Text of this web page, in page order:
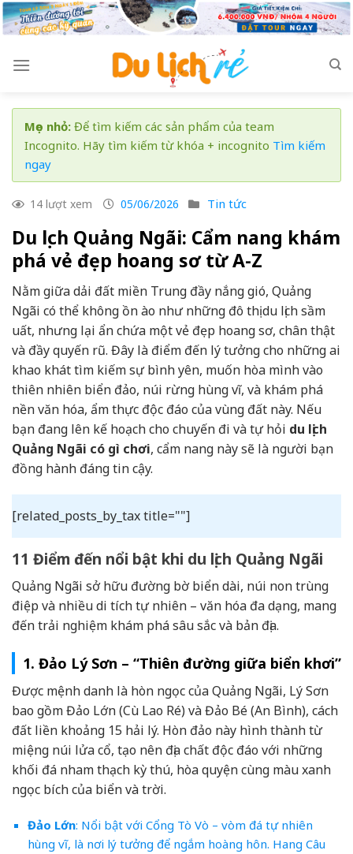
Skip
to
Mẹo nhỏ: Để tìm kiếm các sản phẩm của team
Incognito. Hãy tìm kiếm từ khóa + incognito Tìm kiếm
ngay
14 lượt xem 05/06/2026 Tin tức
Du lịch Quảng Ngãi: Cẩm nang khám
phá vẻ đẹp hoang sơ từ A-Z
Nằm giữa dải đất miền Trung đầy nắng gió, Quảng
Ngãi có thể không ồn ào như những đô thị du lịch sầm
uất, nhưng lại ẩn chứa một vẻ đẹp hoang sơ, chân thật
và đầy quyến rũ. Đây là điểm đến lý tưởng cho những ai
khao khát tìm kiếm sự bình yên, muốn hòa mình vào
thiên nhiên biển đảo, núi rừng hùng vĩ, và khám phá
nền văn hóa, ẩm thực độc đáo của vùng đất này. Nếu
bạn đang lên kế hoạch cho chuyến đi và tự hỏi du lịch
Quảng Ngãi có gì chơi, cẩm nang này sẽ là người bạn
đồng hành đáng tin cậy.
[related_posts_by_tax title=""]
11 Điểm đến nổi bật khi du lịch Quảng Ngãi
Quảng Ngãi sở hữu đường bờ biển dài, núi non trùng
điệp và nhiều di tích tự nhiên – văn hóa đa dạng, mang
đến trải nghiệm khám phá sâu sắc và bản địa.
1. Đảo Lý Sơn – “Thiên đường giữa biển khơi”
Được mệnh danh là hòn ngọc của Quảng Ngãi, Lý Sơn
bao gồm Đảo Lớn (Cù Lao Ré) và Đảo Bé (An Bình), cách
đất liền khoảng 15 hải lý. Hòn đảo này hình thành từ
miệng núi lửa cổ, tạo nên địa chất độc đáo với những
khối đá nham thạch kỳ thú, hòa quyện cùng màu xanh
ngọc bích của biển và trời.
Đảo Lớn: Nổi bật với Cổng Tò Vò – vòm đá tự nhiên
hùng vĩ, là nơi lý tưởng để ngắm hoàng hôn. Hang Câu